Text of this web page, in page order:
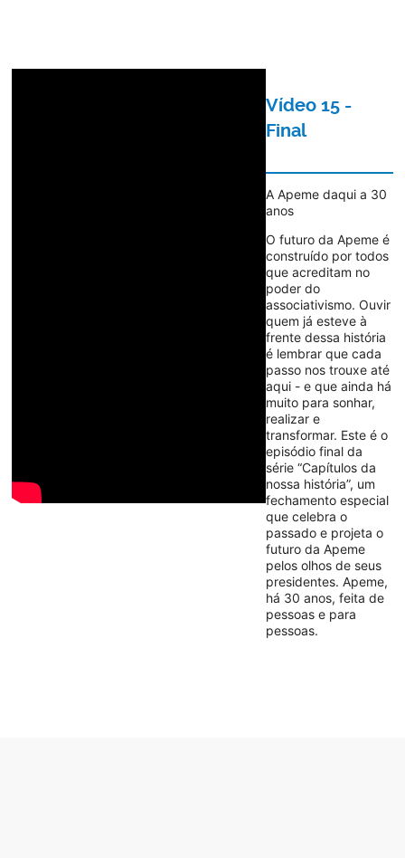
Vídeo 15 -
Final
A Apeme daqui a 30
anos
O futuro da Apeme é
construído por todos
que acreditam no
poder do
associativismo. Ouvir
quem já esteve à
frente dessa história
é lembrar que cada
passo nos trouxe até
aqui - e que ainda há
muito para sonhar,
realizar e
transformar. Este é o
episódio final da
série “Capítulos da
nossa história”, um
fechamento especial
que celebra o
passado e projeta o
futuro da Apeme
pelos olhos de seus
presidentes. Apeme,
há 30 anos, feita de
pessoas e para
pessoas.